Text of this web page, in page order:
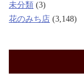
未分類 (3)
花のみち店 (3,148)